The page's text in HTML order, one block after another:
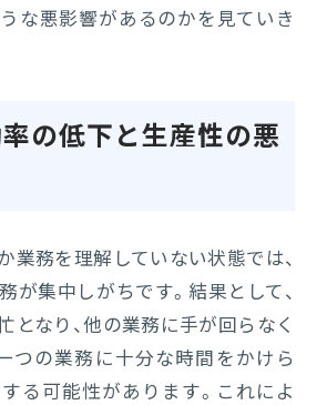
な悪影響があるのかを見ていき
率の低下と生産性の悪
業務を理解していない状態では、
が集中しがちです。結果として、
となり、他の業務に手が回らなく
つの業務に十分な時間をかけら
る可能性があります。これによ